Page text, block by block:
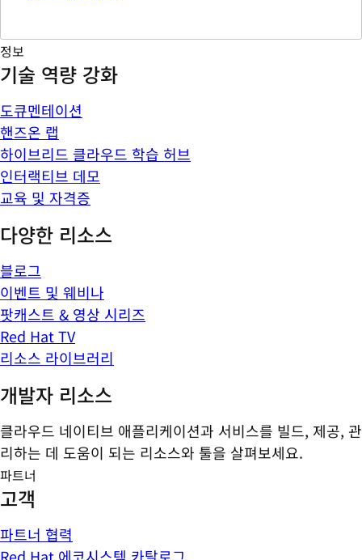
정보
기술 역량 강화
도큐멘테이션
핸즈온 랩
하이브리드 클라우드 학습 허브
인터랙티브 데모
교육 및 자격증
다양한 리소스
블로그
이벤트 및 웨비나
팟캐스트 & 영상 시리즈
Red Hat TV
리소스 라이브러리
개발자 리소스
클라우드 네이티브 애플리케이션과 서비스를 빌드, 제공, 관
리하는 데 도움이 되는 리소스와 툴을 살펴보세요.
파트너
고객
파트너 협력